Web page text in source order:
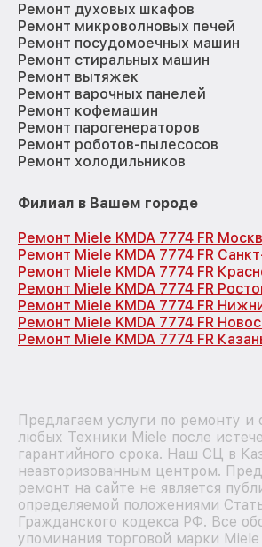
Ремонт духовых шкафов
Ремонт микроволновых печей
Ремонт посудомоечных машин
Ремонт стиральных машин
Ремонт вытяжек
Ремонт варочных панелей
Ремонт кофемашин
Ремонт парогенераторов
Ремонт роботов-пылесосов
Ремонт холодильников
Филиал в Вашем городе
Ремонт Miele KMDA 7774 FR
Ремонт Miele KMDA 7774 FR
Ремонт Miele KMDA 7774 FR
Ремонт Miele KMDA 7774 FR
Ремонт Miele KMDA 7774 FR
Ремонт Miele KMDA 7774 FR
Ремонт Miele KMDA 7774 FR
Предлагаем услуги по ремонту и
любых Техники Miele после
гарантийного срока. Наш СЦ в
неавторизованным центром.
ремонт на сайте не является
определяемой положениями
Гражданского кодекса РФ. Все
упоминания торговой марки